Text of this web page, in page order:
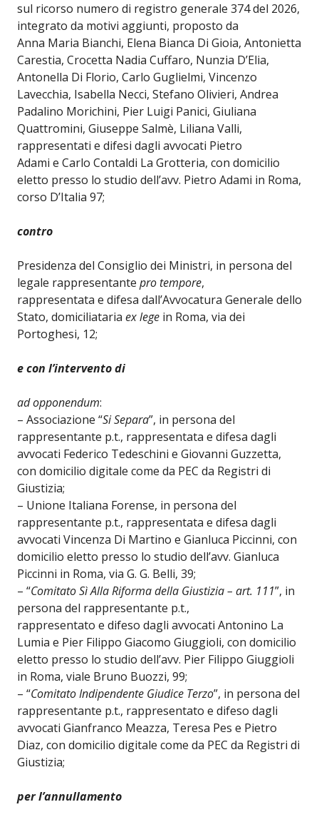
sul ricorso numero di registro generale 374 del 2026,
integrato da motivi aggiunti, proposto da
Anna Maria Bianchi, Elena Bianca Di Gioia, Antonietta
Carestia, Crocetta Nadia Cuffaro, Nunzia D’Elia,
Antonella Di Florio, Carlo Guglielmi, Vincenzo
Lavecchia, Isabella Necci, Stefano Olivieri, Andrea
Padalino Morichini, Pier Luigi Panici, Giuliana
Quattromini, Giuseppe Salmè, Liliana Valli,
rappresentati e difesi dagli avvocati Pietro
Adami e Carlo Contaldi La Grotteria, con domicilio
eletto presso lo studio dell’avv. Pietro Adami in Roma,
corso D’Italia 97;
contro
Presidenza del Consiglio dei Ministri, in persona del
legale rappresentante pro tempore,
rappresentata e difesa dall’Avvocatura Generale dello
Stato, domiciliataria ex lege in Roma, via dei
Portoghesi, 12;
e con l’intervento di
ad opponendum:
– Associazione “Si Separa”, in persona del
rappresentante p.t., rappresentata e difesa dagli
avvocati Federico Tedeschini e Giovanni Guzzetta,
con domicilio digitale come da PEC da Registri di
Giustizia;
– Unione Italiana Forense, in persona del
rappresentante p.t., rappresentata e difesa dagli
avvocati Vincenza Di Martino e Gianluca Piccinni, con
domicilio eletto presso lo studio dell’avv. Gianluca
Piccinni in Roma, via G. G. Belli, 39;
– “Comitato Sì Alla Riforma della Giustizia – art. 111”, in
persona del rappresentante p.t.,
rappresentato e difeso dagli avvocati Antonino La
Lumia e Pier Filippo Giacomo Giuggioli, con domicilio
eletto presso lo studio dell’avv. Pier Filippo Giuggioli
in Roma, viale Bruno Buozzi, 99;
– “Comitato Indipendente Giudice Terzo”, in persona del
rappresentante p.t., rappresentato e difeso dagli
avvocati Gianfranco Meazza, Teresa Pes e Pietro
Diaz, con domicilio digitale come da PEC da Registri di
Giustizia;
per l’annullamento